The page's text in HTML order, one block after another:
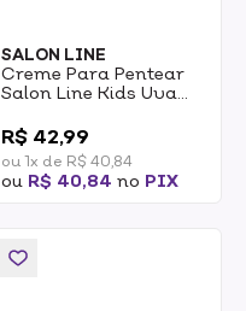
SALON LINE
Creme Para Pentear
Salon Line Kids Uva
1kg
R$ 42,99
ou 1x de R$ 40,84
ou R$ 40,84 no PIX